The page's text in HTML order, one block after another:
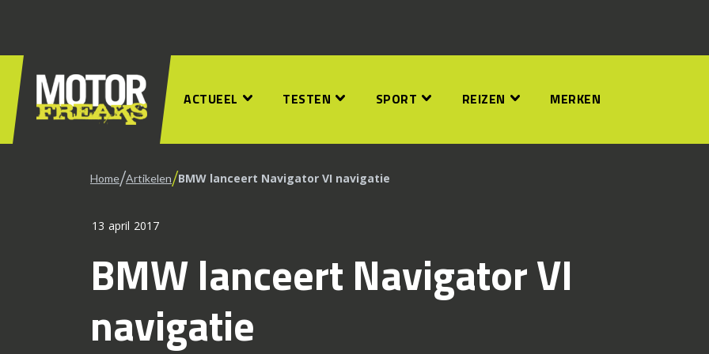
ACTUEEL TESTEN SPORT REIZEN MERKEN
Home/Artikelen/BMW lanceert Navigator VI navigatie
13 april 2017
BMW lanceert Navigator VI
navigatie